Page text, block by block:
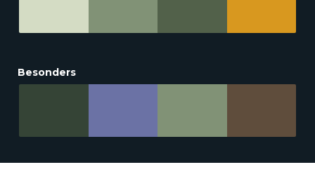
Besonders